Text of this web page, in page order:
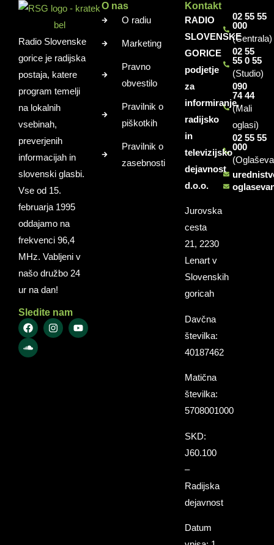
Radio Slovenske
gorice je radijska
postaja, katere
program temelji
na lokalnih
vsebinah,
preverjenih
informacijah in
slovenski glasbi.
Vse od 15.
februarja 1995
oddajamo na
frekvenci 96,4
MHz. Vabljeni v
našo družbo 24
ur na dan!
Sledite nam
O nas
O radiu
Marketing
Pravno
obvestilo
Pravilnik o
piškotkih
Pravilnik o
zasebnosti
Kontakt
RADIO
SLOVENSKE
GORICE
podjetje
za
informiranje,
radijsko
in
televizijsko
dejavnost
d.o.o.
Jurovska
cesta
21, 2230
Lenart v
Slovenskih
goricah
Davčna
številka:
40187462
Matična
številka:
5708001000
SKD:
J60.100
–
Radijska
dejavnost
Datum
02 55 55
000
(Centrala)
02 55
55 0 55
(Studio)
090
74 44
(Mali
oglasi)
02 55 55
000